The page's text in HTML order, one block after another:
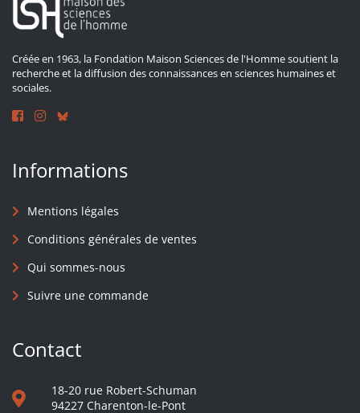
Créée en 1963, la Fondation Maison Sciences de l'Homme soutient la
recherche et la diffusion des connaissances en sciences humaines et
sociales.
Informations
Mentions légales
Conditions générales de ventes
Qui sommes-nous
Suivre une commande
Contact
18-20 rue Robert-Schuman
94227 Charenton-le-Pont